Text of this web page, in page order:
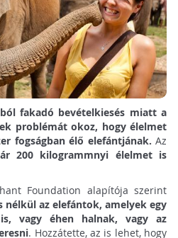
fakadó bevételkiesés miatt a
problémát okoz, hogy élelmet
fogságban élő elefántjának. Az
200 kilogrammnyi élelmet is
Foundation alapítója szerint
nélkül az elefántok, amelyek egy
vagy éhen halnak, vagy az
. Hozzátette, az is lehet, hogy